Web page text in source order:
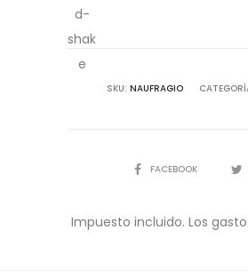
SKU: NAUFRAGIO
COMPARTIR
FACEBOOK
Impuesto incluido. Los